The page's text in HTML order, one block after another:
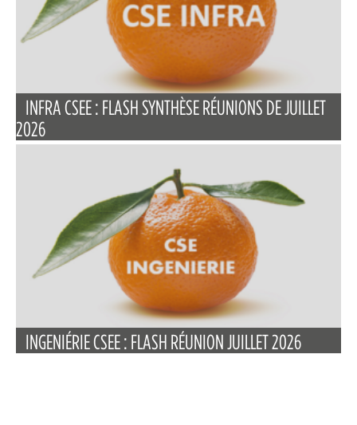
INFRA CSEE : FLASH SYNTHÈSE RÉUNIONS DE JUILLET
2026
INGENIÉRIE CSEE : FLASH RÉUNION JUILLET 2026